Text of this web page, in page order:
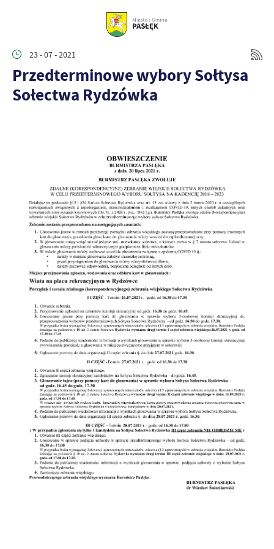
23 - 07 - 2021
Przedterminowe wybory Sołtysa
Sołectwa Rydzówka